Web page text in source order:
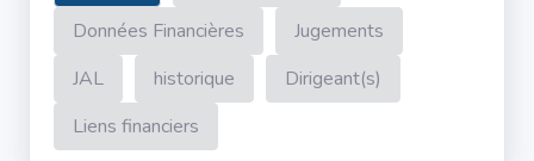
Données Financières
Jugements
JAL
historique
Dirigeant(s)
Liens financiers